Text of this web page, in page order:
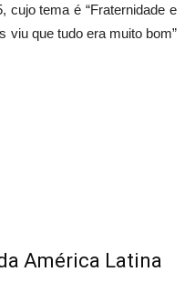
cujo tema é “Fraternidade e
viu que tudo era muito bom”
América Latina